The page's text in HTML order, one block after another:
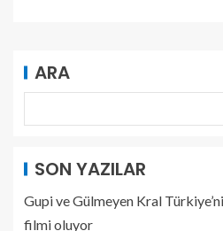
ARA
SON YAZILAR
Gupi ve Gülmeyen Kral
filmi oluyor